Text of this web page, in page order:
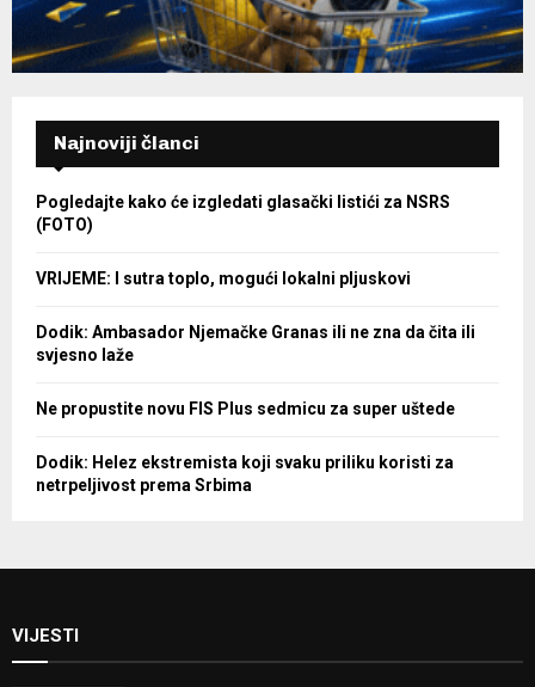
Najnoviji članci
Pogledajte kako će izgledati glasački listići za NSRS
(FOTO)
VRIJEME: I sutra toplo, mogući lokalni pljuskovi
Dodik: Ambasador Njemačke Granas ili ne zna da čita ili
svjesno laže
Ne propustite novu FIS Plus sedmicu za super uštede
Dodik: Helez ekstremista koji svaku priliku koristi za
netrpeljivost prema Srbima
VIJESTI